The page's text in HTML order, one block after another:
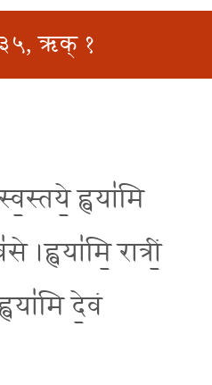
ऋक् १
ह्वया॑मि
।ह्वया॑मि॒ रात्रीं॒
दे॒वं